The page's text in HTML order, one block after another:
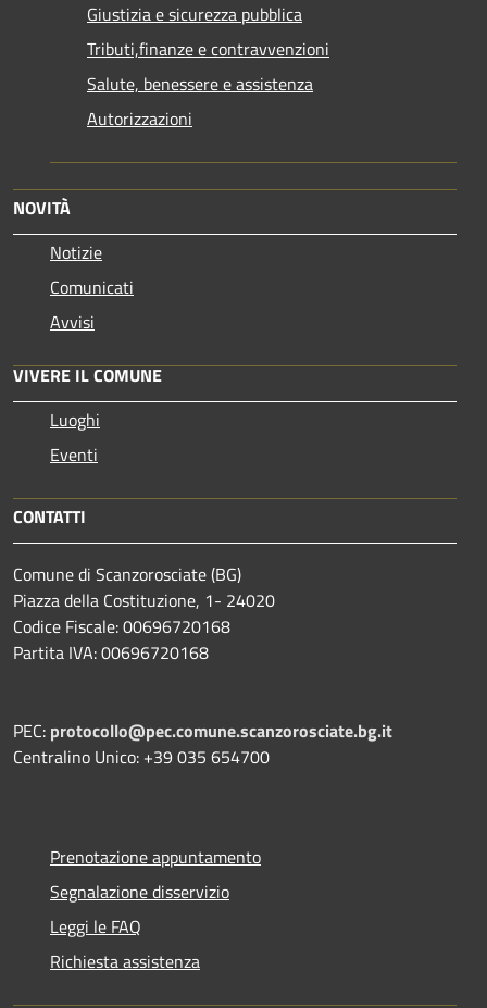
Giustizia e sicurezza pubblica
Tributi,finanze e contravvenzioni
Salute, benessere e assistenza
Autorizzazioni
NOVITÀ
Notizie
Comunicati
Avvisi
VIVERE IL COMUNE
Luoghi
Eventi
CONTATTI
Comune di Scanzorosciate (BG)
Piazza della Costituzione, 1- 24020
Codice Fiscale: 00696720168
Partita IVA: 00696720168
PEC: protocollo@pec.comune.scanzorosciate.bg.it
Centralino Unico: +39 035 654700
Prenotazione appuntamento
Segnalazione disservizio
Leggi le FAQ
Richiesta assistenza